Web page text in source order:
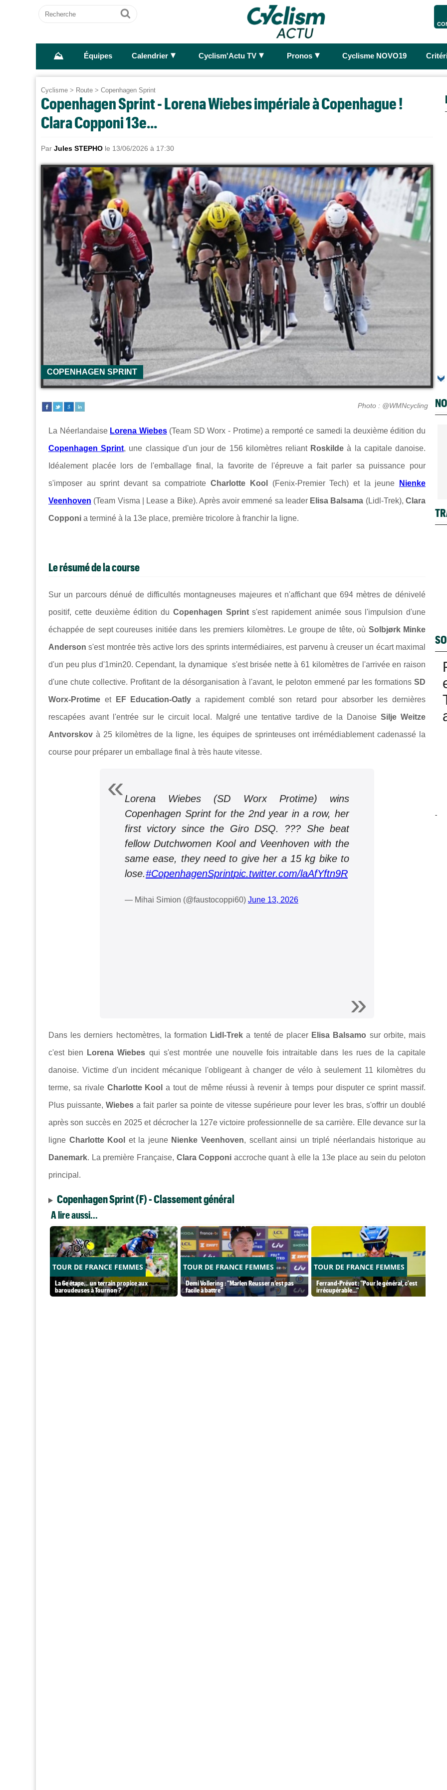
Recherche
Ok
⛰ Équipes Calendrier ► Cyclism'Actu TV ► Pronos ► Cyclisme NOVO19
Cyclisme > Route > Copenhagen Sprint
Copenhagen Sprint - Lorena Wiebes impériale à Copenhague !
Clara Copponi 13e...
Par Jules STEPHO le 13/06/2026 à 17:30
COPENHAGEN SPRINT
Photo : @WMNcycling
La Néerlandaise Lorena Wiebes(Team SD Worx - Protime) a remporté ce samedi la deuxième édition du
Copenhagen Sprint, une classique d'un jour de 156 kilomètres reliant Roskildeà la capitale danoise.
Idéalement placée lors de l'emballage final, la favorite de l'épreuve a fait parler sa puissance pour
s'imposer au sprint devant sa compatrioteCharlotte Kool (Fenix-Premier Tech) et la jeune Nienke
Veenhoven (Team Visma | Lease a Bike). Après avoir emmené sa leader Elisa Balsama (Lidl-Trek),Clara
Copponi a terminé à la 13e place, première tricolore à franchir la ligne.
Le résumé de la course
Sur un parcours dénué de difficultés montagneuses majeures et n'affichant que 694 mètres de dénivelé
positif, cette deuxième édition du Copenhagen Sprints'est rapidement animée sous l'impulsion d'une
échappée de sept coureuses initiée dans les premiers kilomètres. Le groupe de tête, où Solbjørk Minke
Anderson s'est montrée très active lors des sprints intermédiaires, est parvenu à creuser un écart maximal
d'un peu plus d'1min20. Cependant, la dynamique s'est brisée nette à 61 kilomètres de l'arrivée en raison
d'une chute collective. Profitant de la désorganisation à l'avant, le peloton emmené par les formations SD
Worx-Protime et EF Education-Oatly a rapidement comblé son retard pour absorber les dernières
rescapées avant l'entrée sur le circuit local. Malgré une tentative tardive de la DanoiseSilje Weitze
Antvorskov à 25 kilomètres de la ligne, les équipes de sprinteuses ont irrémédiablement cadenassé la
course pour préparer un emballage final à très haute vitesse.
Lorena Wiebes (SD Worx Protime) wins
Copenhagen Sprint for the 2nd year in a row, her
first victory since the Giro DSQ. ??? She beat
fellow Dutchwomen Kool and Veenhoven with the
same ease, they need to give her a 15 kg bike to
lose.#CopenhagenSprintpic.twitter.com/laAfYftn9R
— Mihai Simion (@faustocoppi60) June 13, 2026
Dans les derniers hectomètres, la formation Lidl-Trek a tenté de placer Elisa Balsamo sur orbite, mais
c'est bien Lorena Wiebes qui s'est montrée une nouvelle fois intraitable dans les rues de la capitale
danoise. Victime d'un incident mécanique l'obligeant à changer de vélo à seulement 11 kilomètres du
terme, sa rivale Charlotte Kool a tout de même réussi à revenir à temps pour disputer ce sprint massif.
Plus puissante,Wiebesa fait parler sa pointe de vitesse supérieure pour lever les bras, s'offrir un doublé
après son succès en 2025 et décrocher la 127e victoire professionnelle de sa carrière. Elle devance sur la
ligne Charlotte Kool et la jeune Nienke Veenhoven, scellant ainsi un triplé néerlandais historique au
Danemark. La première Française, Clara Copponi accroche quant à elle la 13e place au sein du peloton
principal.
Copenhagen Sprint (F) - Classement général
A lire aussi...
TOUR DE FRANCE FEMMES
La 6e étape… un terrain propice aux
baroudeuses à Tournon ?
TOUR DE FRANCE FEMMES
Demi Vollering : "Marlen Reusser n’est pas
facile à battre"
TOUR DE FRANCE FEMMES
Ferrand-Prévot : "Pour le général, c'est
irrécupérable..."
-